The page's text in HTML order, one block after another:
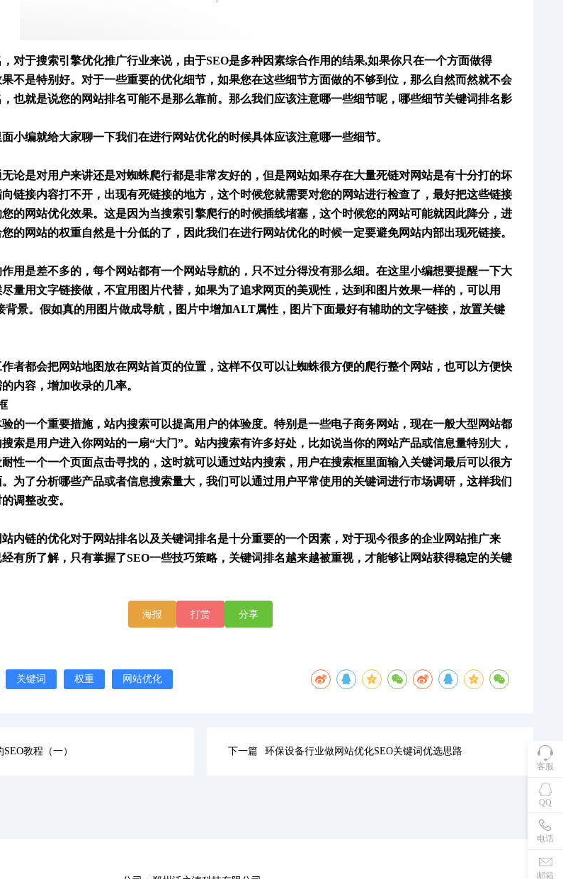
对于搜索引擎优化推广行业来说， 由于SEO是多种因素综合作用的结果,如果你只在一个方面做得
不是特别好。对于一些重要的优化细节， 如果您在这些细节方面做的不够到位， 那么自然而然就不会
也就是说您的网站排名可能不是那么靠前。那么我们应该注意哪一些细节呢，哪些细节关键词排名影
小编就给大家聊一下我们在进行网站优化的时候具体应该注意哪一些细节。
论是对用户来讲还是对蜘蛛爬行都是非常友好的， 但是网站如果存在大量死链对网站是有十分打的坏
链接内容打不开 ， 出现有死链接的地方， 这个时候您就需要对您的网站进行检查了，最好把这些链接
的网站优化效果。 这是因为当搜索引擎爬行的时候插线堵塞 ， 这个时候您的网站可能就因此降分， 进
的网站的权重自然是十分低的了 ， 因此我们在进行网站优化的时候一定要避免网站内部出现死链接。
用是差不多的，每个网站都有一个网站导航的，只不过分得没有那么细。 在这里小编想要提醒一下大
量用文字链接做，不宜用图片代替，如果为了追求网页的美观性， 达到和图片效果一样的 ， 可以用
背景。假如真的用图片做成导航，图片中增加ALT属性，图片下面最好有辅助的文字链接，放置关键
者都会把网站地图放在网站首页的位置， 这样不仅可以让蜘蛛很方便的爬行整个网站，也可以方便快
内容，增加收录的几率。
的一个重要措施，站内搜索可以提高用户的体验度。特别是一些电子商务网站， 现在一般大型网站都
索是用户进入你网站的一扇“大门”。站内搜索有许多好处，比如说当你的网站产品或信息量特别大，
耐性一个一个页面点击寻找的，这时就可以通过站内搜索 ， 用户在搜索框里面输入关键词最后可以很方
为了分析哪些产品或者信息搜索量大，我们可以通过用户平常使用的关键词进行市场调研，这样我们
调整改变。
内链的优化对于网站排名以及关键词排名是十分重要的一个因素， 对于现今很多的企业网站推广来
有所了解， 只有掌握了SEO一些技巧策略，关键词排名越来越被重视，才能够让网站获得稳定的关键
海报 打赏 分享
关键词 权重 网站优化
教程（一） 下一篇 环保设备行业做网站优化SEO关键词优选思路
客服
QQ
电话
邮箱